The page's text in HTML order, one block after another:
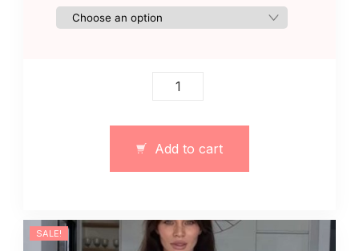
Spódnica
z
tkaniny
Add to cart
SALE!